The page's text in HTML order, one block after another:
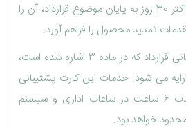
شرکت موظف است که حداکثر 30 روز به پایان موضوع قرارداد، آن را
تمدید محصول را فراهم آورد.
تبصره 5: طبق محدوده زمانی قرارداد که در ماده 3 اشاره شده است،
می شود. خدمات این کارت پشتیبانی
از طریق تماس تلفنی بمدت 6 ساعت در ساعات اداری و سیستم
خواهد بود.